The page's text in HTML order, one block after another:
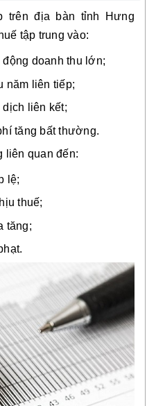
trên địa bàn tỉnh Hưng
tập trung vào:
doanh thu lớn;
năm liên tiếp;
liên kết;
tăng bất thường.
liên quan đến:
lệ;
thuế;
tăng;